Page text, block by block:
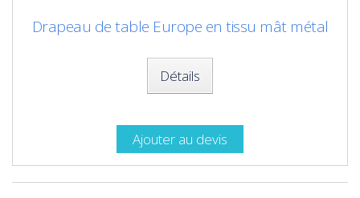
Drapeau de table Europe en tissu mât métal
Détails
Ajouter au devis